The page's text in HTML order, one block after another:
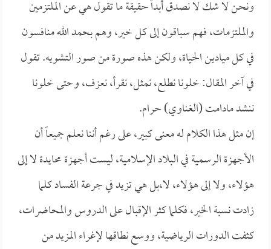
ونحن لا شك لا نصدق أبداً حقيقة ما تقول هي عن الملتزمين
والملتزمات، فهم سباقون إلى كل خير، وهم بحمد الله منافسون
في كل ميادين الحياة، ولكن هذه صورة من صور التشويه. تقول
في آخر المقال: خلونا نطلع، نمثل، نقرأ، نعزف، وحتى خلونا
ننشد مادامت (الغناوي) حرام.
إن مثل هذا الكلام له معنى كبير، على رغم أننا نعلم جميعاً أن
الأجهزة الرسمية في البلاد الإسلامية، ليست أجهزة محايدة لا إلى
هؤلاء، ولا إلى هؤلاء، لا،بل هي تزيد في جرعة الفساد كلما
زادت نسبة الخير، فكلما كثر الإقبال على الدروس والمحاضرات،
كثفت الدورات الرياضية، ووسع نطاقها لإغراء المزيد من